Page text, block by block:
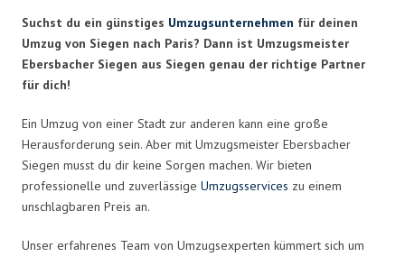
Suchst du ein günstiges Umzugsunternehmen für deinen
Umzug von Siegen nach Paris? Dann ist Umzugsmeister
Ebersbacher Siegen aus Siegen genau der richtige Partner
für dich!
Ein Umzug von einer Stadt zur anderen kann eine große
Herausforderung sein. Aber mit Umzugsmeister Ebersbacher
Siegen musst du dir keine Sorgen machen. Wir bieten
professionelle und zuverlässige Umzugsservices zu einem
unschlagbaren Preis an.
Unser erfahrenes Team von Umzugsexperten kümmert sich um